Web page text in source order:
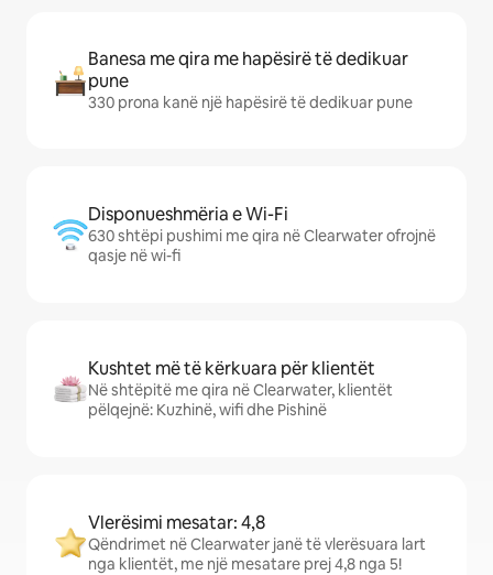
Banesa me qira me hapësirë të dedikuar
pune
330 prona kanë një hapësirë të dedikuar pune
Disponueshmëria e Wi-Fi
630 shtëpi pushimi me qira në Clearwater ofrojnë
qasje në wi-fi
Kushtet më të kërkuara për klientët
Në shtëpitë me qira në Clearwater, klientët
pëlqejnë: Kuzhinë, wifi dhe Pishinë
Vlerësimi mesatar: 4,8
Qëndrimet në Clearwater janë të vlerësuara lart
nga klientët, me një mesatare prej 4,8 nga 5!